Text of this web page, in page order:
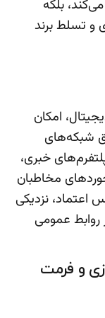
بلکه
تسلط برند
امکان
شبکه‌های
خبری،
مخاطبان
نزدیکی
عمومی
و فرمت